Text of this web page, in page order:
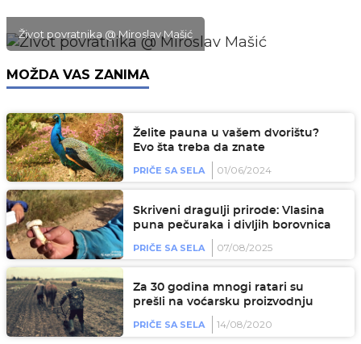
Život povratnika @ Miroslav Mašić
MOŽDA VAS ZANIMA
Želite pauna u vašem dvorištu?
Evo šta treba da znate
PRIČE SA SELA 01/06/2024
Skriveni dragulji prirode: Vlasina
puna pečuraka i divljih borovnica
PRIČE SA SELA 07/08/2025
Za 30 godina mnogi ratari su
prešli na voćarsku proizvodnju
PRIČE SA SELA 14/08/2020